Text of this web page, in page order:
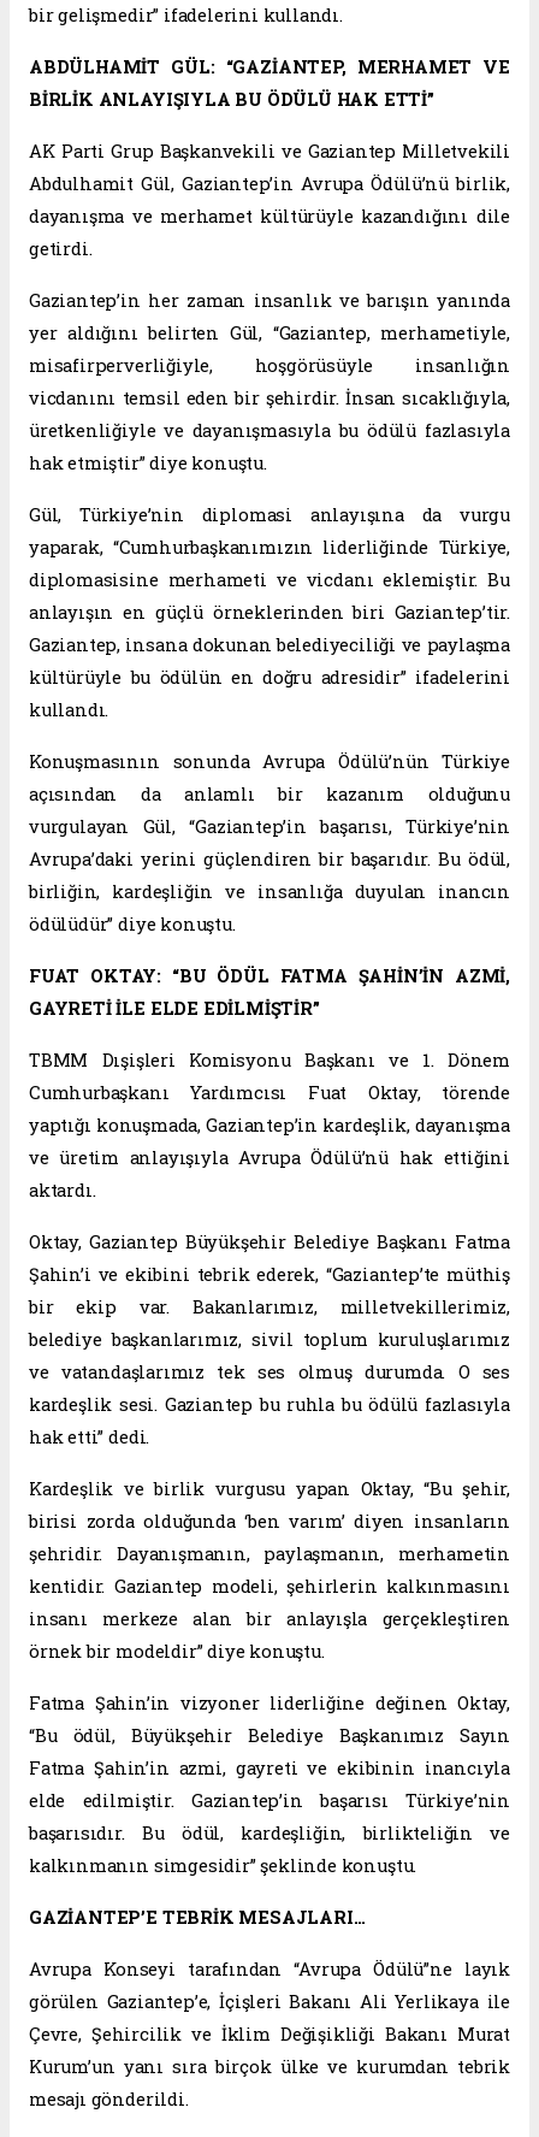
bir gelişmedir” ifadelerini kullandı.
ABDÜLHAMİT GÜL: “GAZİANTEP, MERHAMET VE
BİRLİK ANLAYIŞIYLA BU ÖDÜLÜ HAK ETTİ”
AK Parti Grup Başkanvekili ve Gaziantep Milletvekili
Abdulhamit Gül, Gaziantep’in Avrupa Ödülü’nü birlik,
dayanışma ve merhamet kültürüyle kazandığını dile
getirdi.
Gaziantep’in her zaman insanlık ve barışın yanında
yer aldığını belirten Gül, “Gaziantep, merhametiyle,
misafirperverliğiyle, hoşgörüsüyle insanlığın
vicdanını temsil eden bir şehirdir. İnsan sıcaklığıyla,
üretkenliğiyle ve dayanışmasıyla bu ödülü fazlasıyla
hak etmiştir” diye konuştu.
Gül, Türkiye’nin diplomasi anlayışına da vurgu
yaparak, “Cumhurbaşkanımızın liderliğinde Türkiye,
diplomasisine merhameti ve vicdanı eklemiştir. Bu
anlayışın en güçlü örneklerinden biri Gaziantep’tir.
Gaziantep, insana dokunan belediyeciliği ve paylaşma
kültürüyle bu ödülün en doğru adresidir” ifadelerini
kullandı.
Konuşmasının sonunda Avrupa Ödülü’nün Türkiye
açısından da anlamlı bir kazanım olduğunu
vurgulayan Gül, “Gaziantep’in başarısı, Türkiye’nin
Avrupa’daki yerini güçlendiren bir başarıdır. Bu ödül,
birliğin, kardeşliğin ve insanlığa duyulan inancın
ödülüdür” diye konuştu.
FUAT OKTAY: “BU ÖDÜL FATMA ŞAHİN’İN AZMİ,
GAYRETİ İLE ELDE EDİLMİŞTİR”
TBMM Dışişleri Komisyonu Başkanı ve 1. Dönem
Cumhurbaşkanı Yardımcısı Fuat Oktay, törende
yaptığı konuşmada, Gaziantep’in kardeşlik, dayanışma
ve üretim anlayışıyla Avrupa Ödülü’nü hak ettiğini
aktardı.
Oktay, Gaziantep Büyükşehir Belediye Başkanı Fatma
Şahin’i ve ekibini tebrik ederek, “Gaziantep’te müthiş
bir ekip var. Bakanlarımız, milletvekillerimiz,
belediye başkanlarımız, sivil toplum kuruluşlarımız
ve vatandaşlarımız tek ses olmuş durumda. O ses
kardeşlik sesi. Gaziantep bu ruhla bu ödülü fazlasıyla
hak etti” dedi.
Kardeşlik ve birlik vurgusu yapan Oktay, “Bu şehir,
birisi zorda olduğunda ‘ben varım’ diyen insanların
şehridir. Dayanışmanın, paylaşmanın, merhametin
kentidir. Gaziantep modeli, şehirlerin kalkınmasını
insanı merkeze alan bir anlayışla gerçekleştiren
örnek bir modeldir” diye konuştu.
Fatma Şahin’in vizyoner liderliğine değinen Oktay,
“Bu ödül, Büyükşehir Belediye Başkanımız Sayın
Fatma Şahin’in azmi, gayreti ve ekibinin inancıyla
elde edilmiştir. Gaziantep’in başarısı Türkiye’nin
başarısıdır. Bu ödül, kardeşliğin, birlikteliğin ve
kalkınmanın simgesidir” şeklinde konuştu.
GAZİANTEP’E TEBRİK MESAJLARI…
Avrupa Konseyi tarafından “Avrupa Ödülü”ne layık
görülen Gaziantep’e, İçişleri Bakanı Ali Yerlikaya ile
Çevre, Şehircilik ve İklim Değişikliği Bakanı Murat
Kurum’un yanı sıra birçok ülke ve kurumdan tebrik
mesajı gönderildi.